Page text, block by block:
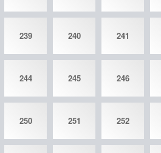
239 240 241
244 245 246
250 251 252